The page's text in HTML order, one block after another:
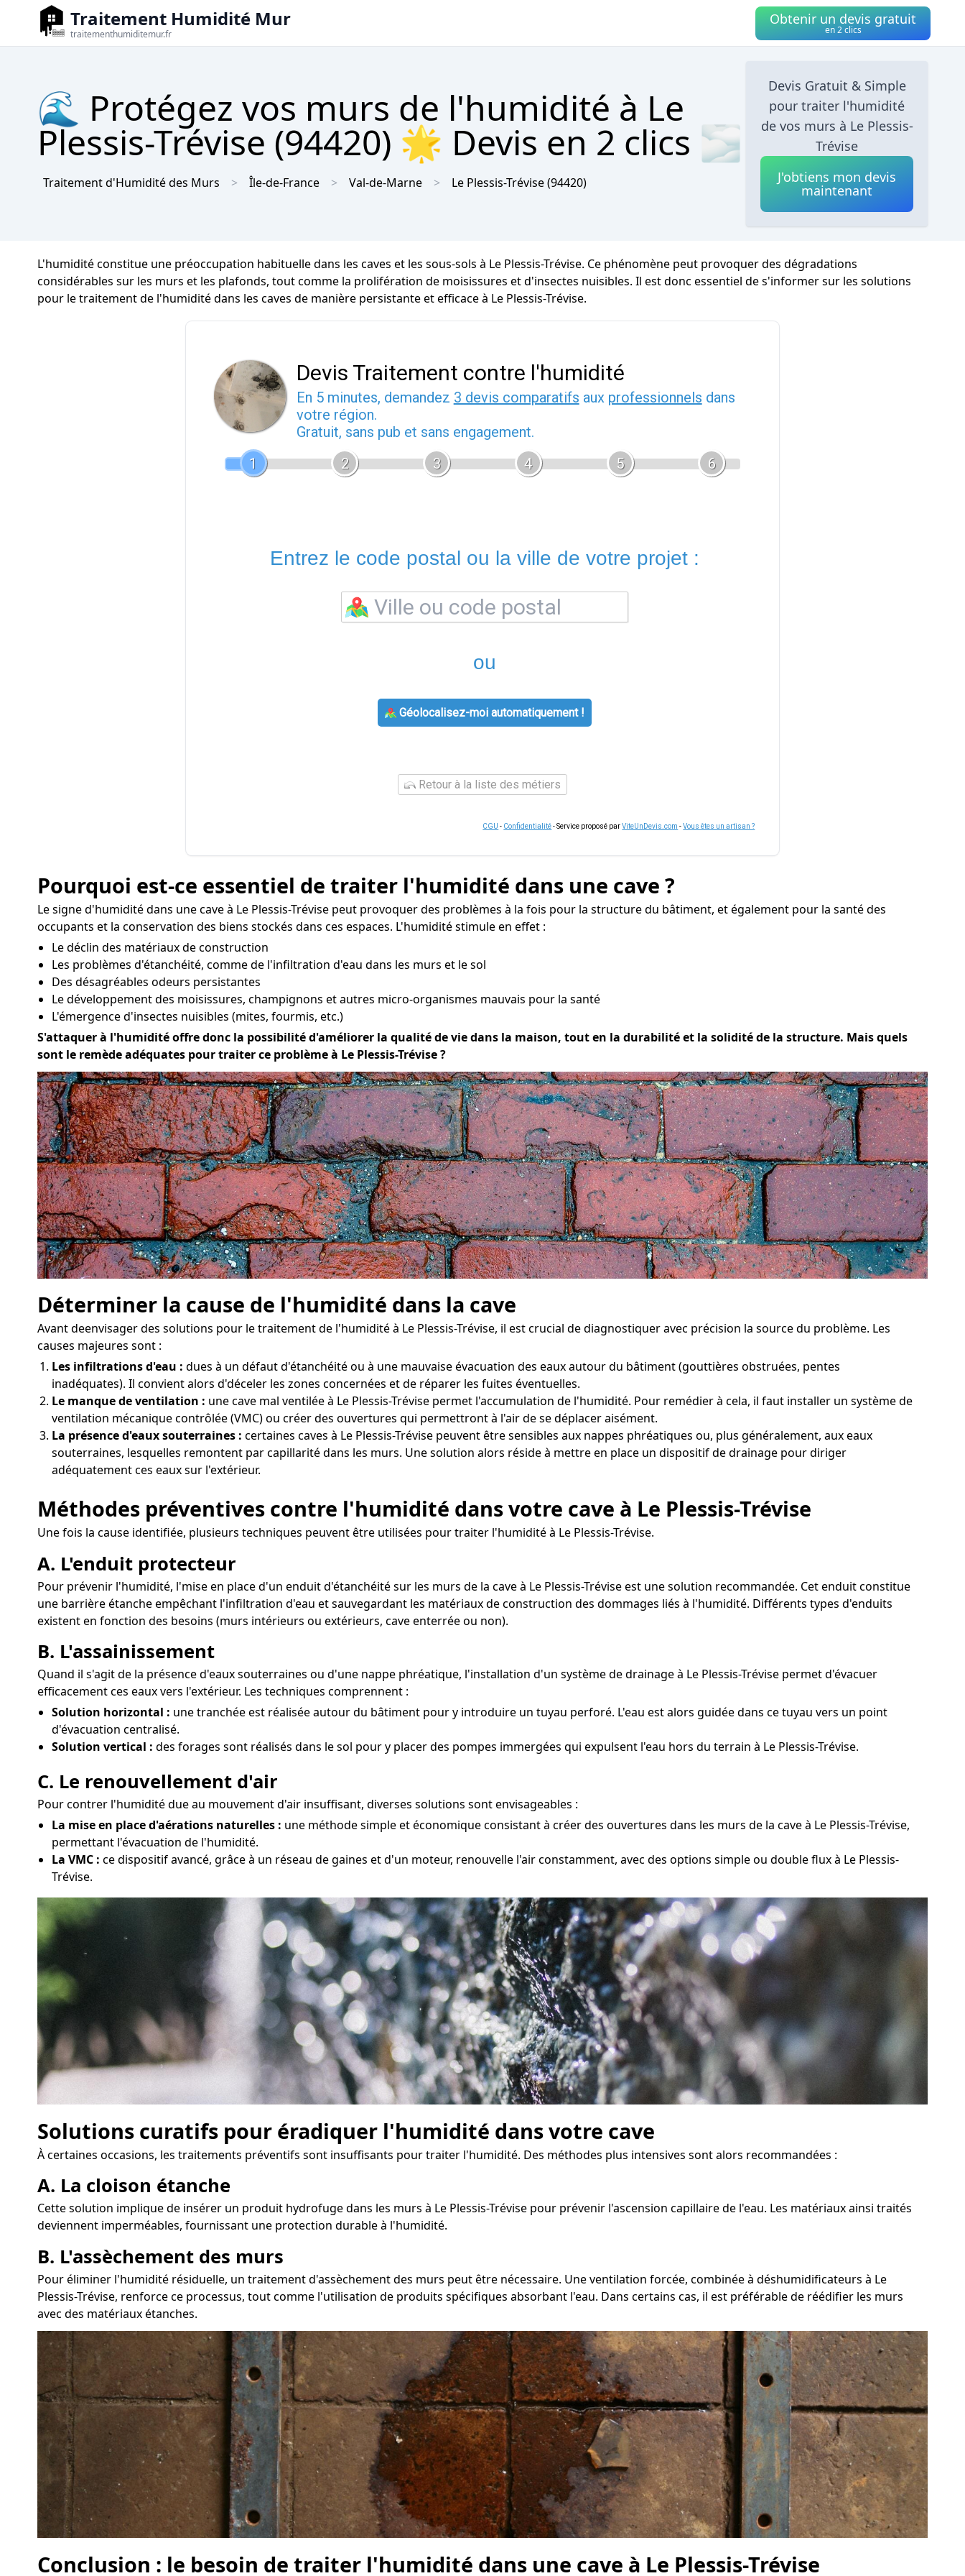
Traitement Humidité Mur
traitementhumiditemur.fr
Obtenir un devis gratuit
en 2 clics
🌊 Protégez vos murs de l'humidité à Le
Plessis-Trévise (94420) 🌟 Devis en 2 clics 🌫
Traitement d'Humidité des Murs Île-de-France Val-de-Marne Le Plessis-Trévise(94420)
Devis Gratuit & Simple
pour traiter l'humidité
de vos murs à Le Plessis-
Trévise
J'obtiens mon devis
maintenant
L'humidité constitue une préoccupation habituelle dans les caves et les sous-sols à Le Plessis-Trévise. Ce phénomène peut provoquer des dégradations
considérables sur les murs et les plafonds, tout comme la prolifération de moisissures et d'insectes nuisibles. Il est donc essentiel de s'informer sur les solutions
pour le traitement de l'humidité dans les caves de manière persistante et efficace à Le Plessis-Trévise.
Devis Traitement contre l'humidité
En 5 minutes, demandez 3 devis comparatifs aux professionnels dans
votre région.
Gratuit, sans pub et sans engagement.
1
2 3 4 5 6
Entrez le code postal ou la ville de votre projet :
ou
Géolocalisez-moi automatiquement !
Retour à la liste des métiers
CGU - Confidentialité- Service proposé parViteUnDevis.com -Vous êtes un artisan ?
Pourquoi est-ce essentiel de traiter l'humidité dans une cave ?
Le signe d'humidité dans une cave à Le Plessis-Trévise peut provoquer des problèmes à la fois pour la structure du bâtiment, et également pour la santé des
occupants et la conservation des biens stockés dans ces espaces. L'humidité stimule en effet :
Le déclin des matériaux de construction
Les problèmes d'étanchéité, comme de l'infiltration d'eau dans les murs et le sol
Des désagréables odeurs persistantes
Le développement des moisissures, champignons et autres micro-organismes mauvais pour la santé
L'émergence d'insectes nuisibles (mites, fourmis, etc.)
S'attaquer à l'humidité offre donc la possibilité d'améliorer la qualité de vie dans la maison, tout en la durabilité et la solidité de la structure. Mais quels
sont le remède adéquates pour traiter ce problème à Le Plessis-Trévise ?
Déterminer la cause de l'humidité dans la cave
Avant deenvisager des solutions pour le traitement de l'humidité à Le Plessis-Trévise, il est crucial de diagnostiquer avec précision la source du problème. Les
causes majeures sont :
Les infiltrations d'eau : dues à un défaut d'étanchéité ou à une mauvaise évacuation des eaux autour du bâtiment (gouttières obstruées, pentes
inadéquates). Il convient alors d'déceler les zones concernées et de réparer les fuites éventuelles.
Le manque de ventilation : une cave mal ventilée à Le Plessis-Trévise permet l'accumulation de l'humidité. Pour remédier à cela, il faut installer un système de
ventilation mécanique contrôlée (VMC) ou créer des ouvertures qui permettront à l'air de se déplacer aisément.
La présence d'eaux souterraines : certaines caves à Le Plessis-Trévise peuvent être sensibles aux nappes phréatiques ou, plus généralement, aux eaux
souterraines, lesquelles remontent par capillarité dans les murs. Une solution alors réside à mettre en place un dispositif de drainage pour diriger
adéquatement ces eaux sur l'extérieur.
Méthodes préventives contre l'humidité dans votre cave à Le Plessis-Trévise
Une fois la cause identifiée, plusieurs techniques peuvent être utilisées pour traiter l'humidité à Le Plessis-Trévise.
A. L'enduit protecteur
Pour prévenir l'humidité, l'mise en place d'un enduit d'étanchéité sur les murs de la cave à Le Plessis-Trévise est une solution recommandée. Cet enduit constitue
une barrière étanche empêchant l'infiltration d'eau et sauvegardant les matériaux de construction des dommages liés à l'humidité. Différents types d'enduits
existent en fonction des besoins (murs intérieurs ou extérieurs, cave enterrée ou non).
B. L'assainissement
Quand il s'agit de la présence d'eaux souterraines ou d'une nappe phréatique, l'installation d'un système de drainage à Le Plessis-Trévise permet d'évacuer
efficacement ces eaux vers l'extérieur. Les techniques comprennent :
Solution horizontal : une tranchée est réalisée autour du bâtiment pour y introduire un tuyau perforé. L'eau est alors guidée dans ce tuyau vers un point
d'évacuation centralisé.
Solution vertical : des forages sont réalisés dans le sol pour y placer des pompes immergées qui expulsent l'eau hors du terrain à Le Plessis-Trévise.
C. Le renouvellement d'air
Pour contrer l'humidité due au mouvement d'air insuffisant, diverses solutions sont envisageables :
La mise en place d'aérations naturelles : une méthode simple et économique consistant à créer des ouvertures dans les murs de la cave à Le Plessis-Trévise,
permettant l'évacuation de l'humidité.
La VMC : ce dispositif avancé, grâce à un réseau de gaines et d'un moteur, renouvelle l'air constamment, avec des options simple ou double flux à Le Plessis-
Trévise.
Solutions curatifs pour éradiquer l'humidité dans votre cave
À certaines occasions, les traitements préventifs sont insuffisants pour traiter l'humidité. Des méthodes plus intensives sont alors recommandées :
A. La cloison étanche
Cette solution implique de insérer un produit hydrofuge dans les murs à Le Plessis-Trévise pour prévenir l'ascension capillaire de l'eau. Les matériaux ainsi traités
deviennent imperméables, fournissant une protection durable à l'humidité.
B. L'assèchement des murs
Pour éliminer l'humidité résiduelle, un traitement d'assèchement des murs peut être nécessaire. Une ventilation forcée, combinée à déshumidificateurs à Le
Plessis-Trévise, renforce ce processus, tout comme l'utilisation de produits spécifiques absorbant l'eau. Dans certains cas, il est préférable de réédifier les murs
avec des matériaux étanches.
Conclusion : le besoin de traiter l'humidité dans une cave à Le Plessis-Trévise